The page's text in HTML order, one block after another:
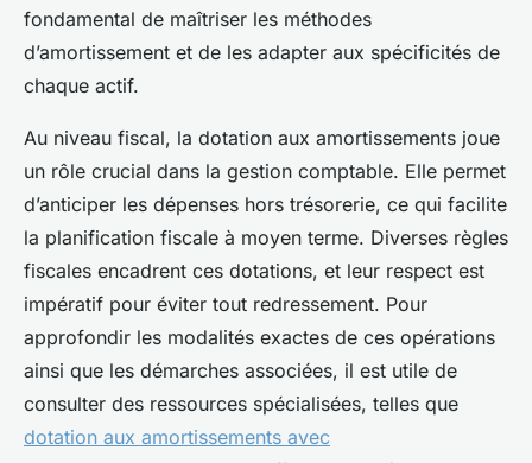
fondamental de maîtriser les méthodes
d’amortissement et de les adapter aux spécificités de
chaque actif.
Au niveau fiscal, la dotation aux amortissements joue
un rôle crucial dans la gestion comptable. Elle permet
d’anticiper les dépenses hors trésorerie, ce qui facilite
la planification fiscale à moyen terme. Diverses règles
fiscales encadrent ces dotations, et leur respect est
impératif pour éviter tout redressement. Pour
approfondir les modalités exactes de ces opérations
ainsi que les démarches associées, il est utile de
consulter des ressources spécialisées, telles que
dotation aux amortissements avec